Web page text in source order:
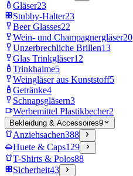
Gläser23
Stubby-Halter23
Beer Glasses22
Wein- und Champagnergläser20
Unzerbrechliche Brillen13
Glas Trinkgläser12
Trinkhalme5
Weingläser aus Kunststoff5
Getränke4
Schnapsgläsern3
Werbemittel Plastikbecher2
Bekleidung & Accessoires9
Anziehsachen388
Huete & Caps129
T-Shirts & Polos88
Sicherheit43